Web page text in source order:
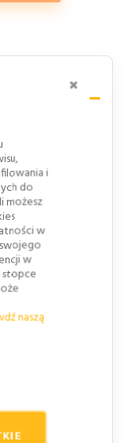
i
do
możesz
w
w
stopce
naszą
porze
barwy